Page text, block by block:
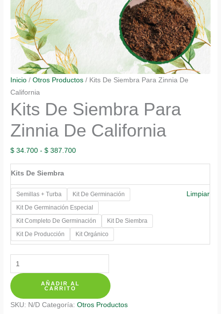
Inicio /Otros Productos / Kits De Siembra Para Zinnia De
California
Kits De Siembra Para
Zinnia De California
$ 34.700 - $ 387.700Rango
de
desde
$ 34.700
hasta
$ 387.700
Kits De Siembra
Semillas + Turba
Kit De Germinación
Kit De Germinación Especial
Kit Completo De Germinación
Kit De Siembra
Kit De Producción
Kit Orgánico
Limpiar
Kits
De
Siembra
Para
Zinnia
AÑADIR AL
CARRITO
SKU: N/D Categoría:Otros Productos